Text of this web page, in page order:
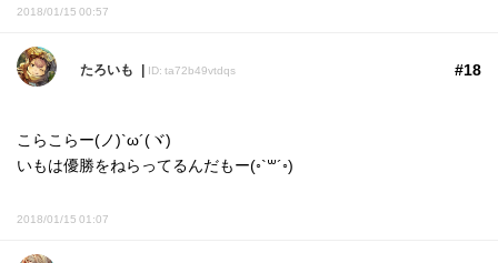
2018/01/15 00:57
たろいも ID: ta72b49vtdqs #18
こらこらー(ノ)`ω´(ヾ)
いもは優勝をねらってるんだもー(◦`꒳´◦)
2018/01/15 01:07